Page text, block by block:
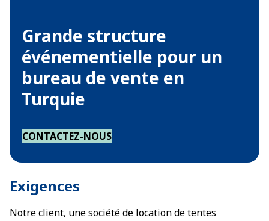
Grande structure
événementielle pour un
bureau de vente en
Turquie
CONTACTEZ-NOUS
Exigences
Notre client, une société de location de tentes